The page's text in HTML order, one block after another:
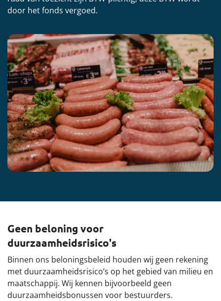
door het fonds vergoed.
Geen beloning voor
duurzaamheidsrisico's
Binnen ons beloningsbeleid houden wij geen rekening
met duurzaamheidsrisico’s op het gebied van milieu en
maatschappij. Wij kennen bijvoorbeeld geen
duurzaamheidsbonussen voor bestuurders.